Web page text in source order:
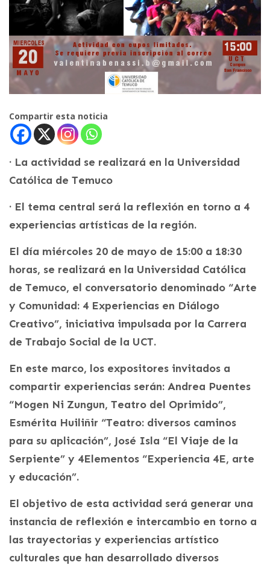
Compartir esta noticia
· La actividad se realizará en la Universidad
Católica de Temuco
· El tema central será la reflexión en torno a 4
experiencias artísticas de la región.
El día miércoles 20 de mayo de 15:00 a 18:30
horas, se realizará en la Universidad Católica
de Temuco, el conversatorio denominado “Arte
y Comunidad: 4 Experiencias en Diálogo
Creativo”, iniciativa impulsada por la Carrera
de Trabajo Social de la UCT.
En este marco, los expositores invitados a
compartir experiencias serán: Andrea Puentes
“Mogen Ni Zungun, Teatro del Oprimido”,
Esmérita Huiliñir “Teatro: diversos caminos
para su aplicación”, José Isla “El Viaje de la
Serpiente” y 4Elementos “Experiencia 4E, arte
y educación”.
El objetivo de esta actividad será generar una
instancia de reflexión e intercambio en torno a
las trayectorias y experiencias artístico
culturales que han desarrollado diversos